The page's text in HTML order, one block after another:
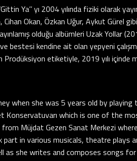
Ya’’ yı 2004 yılında fiziki olarak
Okan, Özkan Uğur, Aykut Gürel gibi
olduğu albümleri Uzak Yollar
bestesi kendine ait olan yepyeni
Prodüksiyon etiketiyle, 2019 yılı içinde
when she was 5 years old by playing
Konservatuvarı which is one of the
Müjdat Gezen Sanat Merkezi
in various musicals, theatre plays
as she writes and composes songs